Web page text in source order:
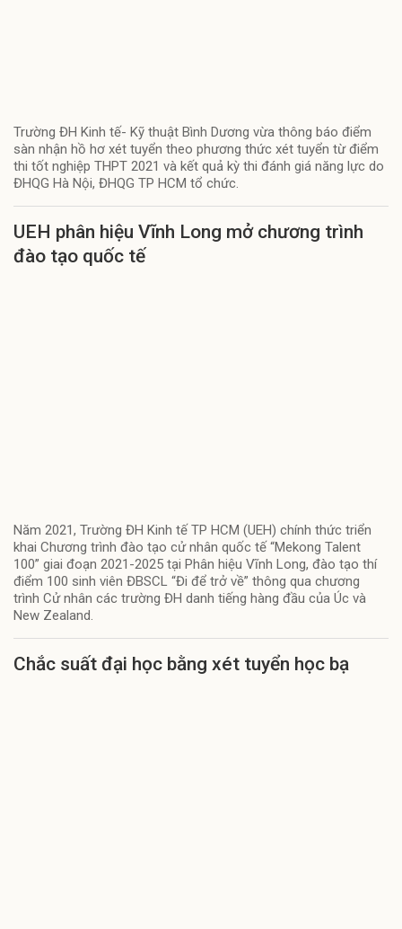
Trường ĐH Kinh tế- Kỹ thuật Bình Dương vừa thông báo điểm
sàn nhận hồ hơ xét tuyển theo phương thức xét tuyển từ điểm
thi tốt nghiệp THPT 2021 và kết quả kỳ thi đánh giá năng lực do
ĐHQG Hà Nội, ĐHQG TP HCM tổ chức.
UEH phân hiệu Vĩnh Long mở chương trình
đào tạo quốc tế
Năm 2021, Trường ĐH Kinh tế TP HCM (UEH) chính thức triển
khai Chương trình đào tạo cử nhân quốc tế “Mekong Talent
100” giai đoạn 2021-2025 tại Phân hiệu Vĩnh Long, đào tạo thí
điểm 100 sinh viên ĐBSCL “Đi để trở về” thông qua chương
trình Cử nhân các trường ĐH danh tiếng hàng đầu của Úc và
New Zealand.
Chắc suất đại học bằng xét tuyển học bạ